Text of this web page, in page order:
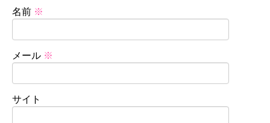
名前 ※
メール ※
サイト